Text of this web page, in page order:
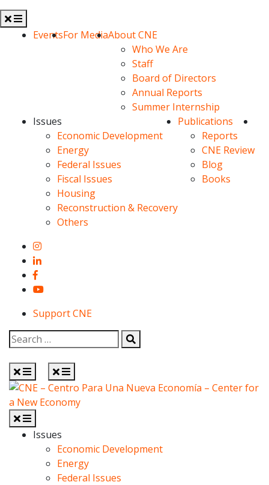
Skip
to
content
MenuEventsFor MediaAbout CNE
Who We Are
Staff
Board of Directors
Annual Reports
Summer Internship
Issues
Economic Development
Energy
Federal Issues
Fiscal Issues
Housing
Reconstruction & Recovery
Others
Publications
Reports
CNE Review
Blog
Books
Instagram
LinkedIn
Facebook
YouTube
Support CNE
Search
for:
Menu Menu
CNE – Centro Para Una Nueva Economía – Center for a
New Economy
Non-profit, economic research and policy development
organization
MenuIssues
Economic Development
Energy
Federal Issues